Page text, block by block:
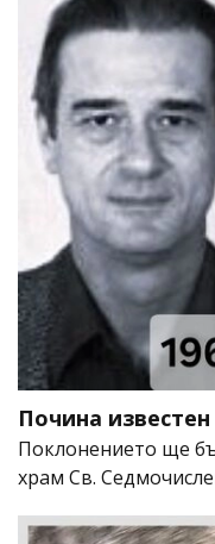
Почина
Поклонението ще
храм Св.